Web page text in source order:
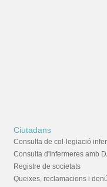
Ciutadans
Consulta de col·legiació
Consulta d'infermeres amb
Registre de societats
Queixes, reclamacions i